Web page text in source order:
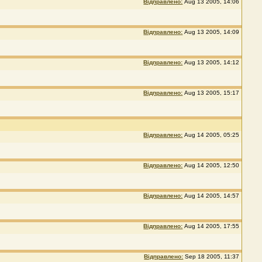
Відправлено: Aug 13 2005, 14:06
Відправлено: Aug 13 2005, 14:09
Відправлено: Aug 13 2005, 14:12
Відправлено: Aug 13 2005, 15:17
Відправлено: Aug 14 2005, 05:25
Відправлено: Aug 14 2005, 12:50
Відправлено: Aug 14 2005, 14:57
Відправлено: Aug 14 2005, 17:55
Відправлено: Sep 18 2005, 11:37